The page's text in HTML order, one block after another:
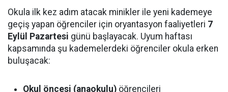
Okula ilk kez adım atacak minikler ile yeni kademeye
geçiş yapan öğrenciler için oryantasyon faaliyetleri 7
Eylül Pazartesi günü başlayacak. Uyum haftası
kapsamında şu kademelerdeki öğrenciler okula erken
buluşacak:
Okul öncesi (anaokulu) öğrencileri